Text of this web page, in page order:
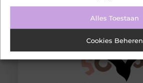
Alles Toestaan
Cookies Beheren